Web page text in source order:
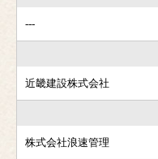
---
近畿建設株式会社
株式会社浪速管理